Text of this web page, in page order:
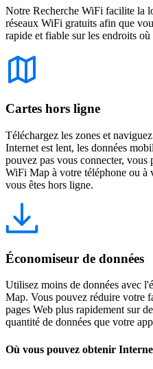
Notre Recherche WiFi facilite la
réseaux WiFi gratuits afin que
rapide et fiable sur les endroits
Cartes hors ligne
Téléchargez les zones et
Internet est lent, les données
pouvez pas vous connecter, vous
WiFi Map à votre téléphone ou à
vous êtes hors ligne.
Économiseur de données
Utilisez moins de données avec
Map. Vous pouvez réduire votre
pages Web plus rapidement sur
quantité de données que votre
Où vous pouvez obtenir